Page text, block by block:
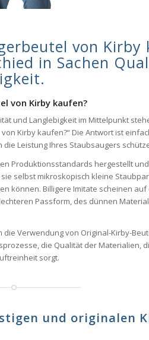
von Kirby
in Sachen
von Kirby kaufen?
und Langlebigkeit im Mittelpunkt
Kirby kaufen?“ Die Antwort ist
Leistung Ihres Staubsaugers
Produktionsstandards hergestellt
selbst mikroskopisch kleine
können. Billigere Imitate scheinen auf
Passform, des dünnen
Verwendung von Original-Kirby-
die Qualität der Materialien,
sorgt.
und originalen